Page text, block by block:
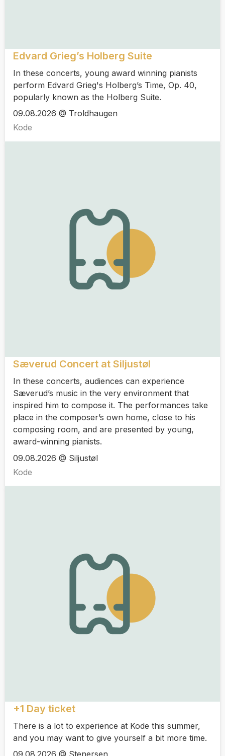
Edvard Grieg’s Holberg Suite
In these concerts, young award winning pianists
perform Edvard Grieg's Holberg’s Time, Op. 40,
popularly known as the Holberg Suite.
09.08.2026 @ Troldhaugen
Kode
Sæverud Concert at Siljustøl
In these concerts, audiences can experience
Sæverud’s music in the very environment that
inspired him to compose it. The performances take
place in the composer’s own home, close to his
composing room, and are presented by young,
award-winning pianists.
09.08.2026 @ Siljustøl
Kode
+1 Day ticket
There is a lot to experience at Kode this summer,
and you may want to give yourself a bit more time.